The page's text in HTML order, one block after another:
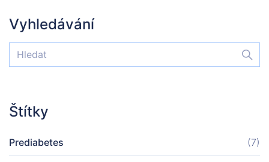
Vyhledávání
Štítky
Prediabetes (7)